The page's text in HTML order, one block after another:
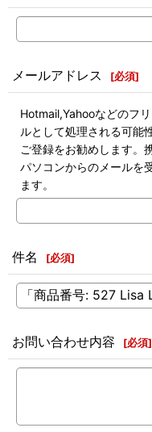
メールアドレス [必須]
Hotmail,Yahooなどのフ
ルとして処理される可能
ご登録をお勧めします。
パソコンからのメールを
ます。
件名 [必須]
お問い合わせ内容 [必須]